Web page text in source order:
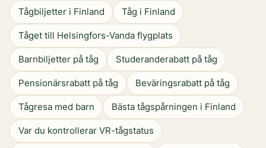
Tågbiljetter i Finland Tåg i Finland
Tåget till Helsingfors-Vanda flygplats
Barnbiljetter på tåg Studeranderabatt på tåg
Pensionärsrabatt på tåg Beväringsrabatt på tåg
Tågresa med barn Bästa tågspårningen i Finland
Var du kontrollerar VR-tågstatus